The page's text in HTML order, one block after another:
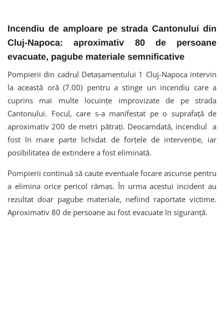
Incendiu de amploare pe strada Cantonului din
Cluj-Napoca: aproximativ 80 de persoane
evacuate, pagube materiale semnificative
Pompierii din cadrul Detașamentului 1 Cluj-Napoca intervin
la această oră (7.00) pentru a stinge un incendiu care a
cuprins mai multe locuințe improvizate de pe strada
Cantonului. Focul, care s-a manifestat pe o suprafață de
aproximativ 200 de metri pătrați. Deocamdată, incendiul a
fost în mare parte lichidat de forțele de intervenție, iar
posibilitatea de extindere a fost eliminată.
Pompierii continuă să caute eventuale focare ascunse pentru
a elimina orice pericol rămas. În urma acestui incident au
rezultat doar pagube materiale, nefiind raportate victime.
Aproximativ 80 de persoane au fost evacuate în siguranță.